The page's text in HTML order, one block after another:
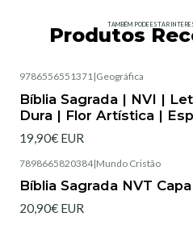
TAMBÉM PODE ESTAR
Produtos
9786556551371|Geográfica
Bíblia Sagrada | NVI |
Dura | Flor Artística |
19,90€ EUR
7898665820384|Mundo Cristão
Bíblia Sagrada NVT
20,90€ EUR